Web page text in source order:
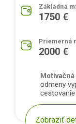
Základná
1750 €
Priemerná
2000 €
odmeny
cestovanie
Zobraziť